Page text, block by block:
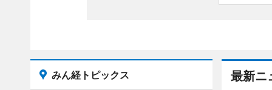
最新ニ
みん経トピックス